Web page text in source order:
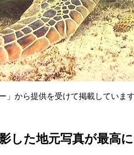
」から提供を受けて掲載しています
した地元写真が最高